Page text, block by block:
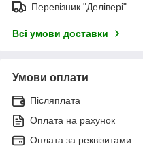
Перевізник "Делівері"
Всі умови доставки
Умови оплати
Післяплата
Оплата на рахунок
Оплата за реквізитами